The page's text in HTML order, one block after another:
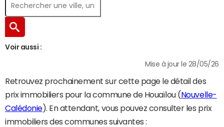
Voir aussi :
Mise à jour le 28/05/26
Retrouvez prochainement sur cette page le détail des
prix immobiliers pour la commune de Houaïlou (Nouvelle-
Calédonie). En attendant, vous pouvez consulter les prix
immobiliers des communes suivantes :